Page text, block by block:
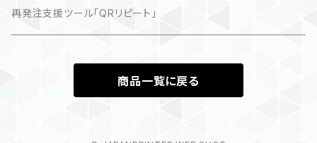
再発注支援ツール「QRリピート」
商品一覧に戻る